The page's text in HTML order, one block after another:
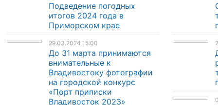
Подведение погодных
итогов 2024 года в
Приморском крае
29.03.2024 15:00
До 31 марта принимаются
внимательные к
Владивостоку фотографии
на городской конкурс
«Порт приписки
Владивосток 2023»